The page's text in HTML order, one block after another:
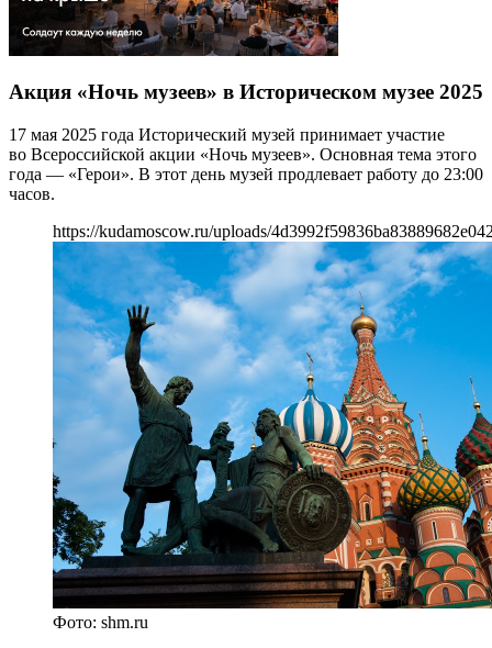
Акция «Ночь музеев» в Историческом музее 2025
17 мая 2025 года Исторический музей принимает участие
во Всероссийской акции «Ночь музеев». Основная тема этого
года — «Герои». В этот день музей продлевает работу до 23:00
часов.
https://kudamoscow.ru/uploads/
Фото: shm.ru